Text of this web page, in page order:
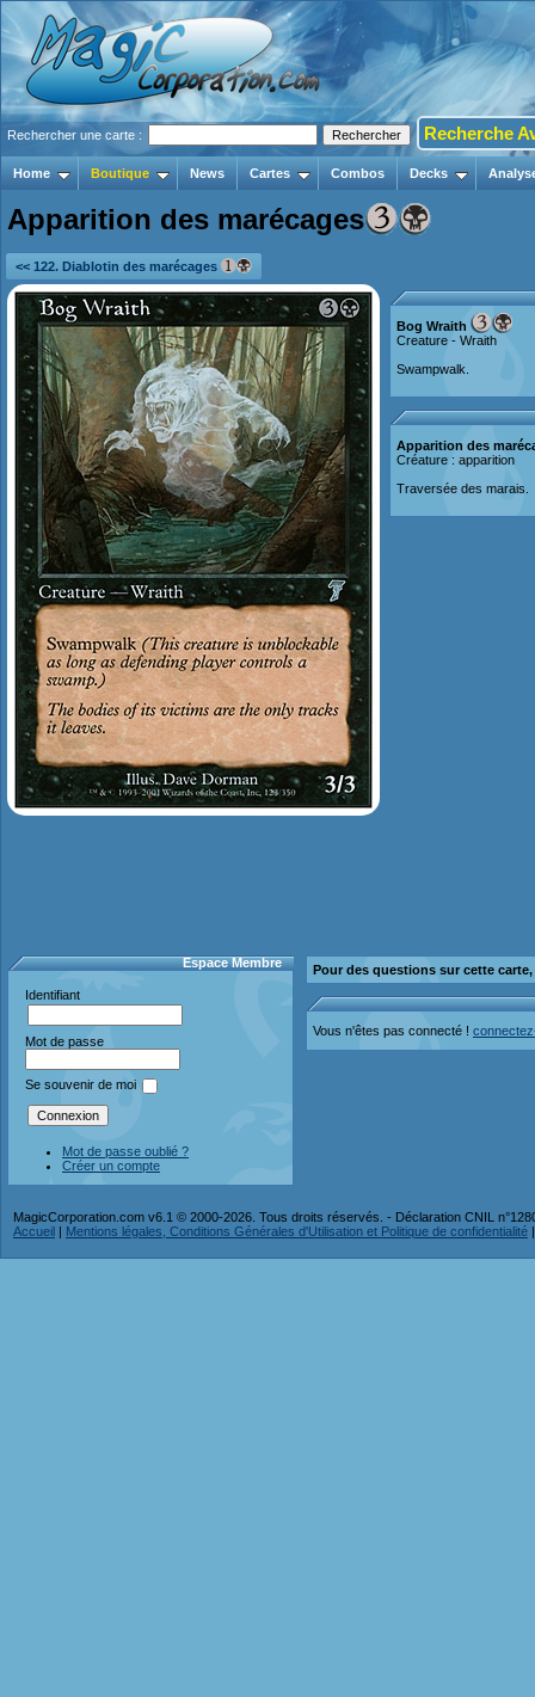
Rechercher une carte : Recherche
Home Boutique News Cartes Combos Decks
Apparition des marécages
<< 122. Diablotin des marécages
Bog Wraith
Creature - Wraith
Swampwalk.
Apparition des
Créature : apparition
Traversée des marais.
Espace Membre
Identifiant
Mot de passe
Se souvenir de moi
Mot de passe oublié ?
Créer un compte
Pour des questions sur cette
Vous n'êtes pas connecté !
MagicCorporation.com v6.1 © 2000-2026. Tous droits réservés. - Déclaration CNIL
Accueil | Mentions légales, Conditions Générales d'Utilisation et Politique de confidentialité